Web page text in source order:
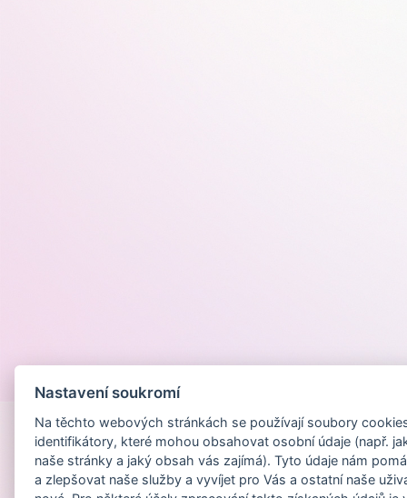
Nastavení soukromí
Na těchto webových stránkách se používají soubory
identifikátory, které mohou obsahovat osobní údaje (např.
naše stránky a jaký obsah vás zajímá). Tyto údaje nám
a zlepšovat naše služby a vyvíjet pro Vás a ostatní naše